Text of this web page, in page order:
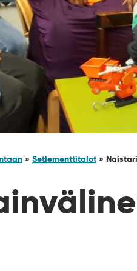
» Setlementtitalot» Naistari